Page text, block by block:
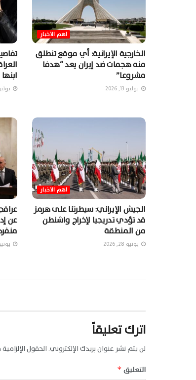
اهم الاخبار
الخارجية الإيرانية: أي موقع تنطلق
منه هجمات ضد إيران يعد “هدفا
مشروعا”
يوليو 13, 2026
ابنها
يونيو 29,
اهم الاخبار
الجيش الإيراني: سيطرتنا على هرمز
قد تؤدي تدريجيا لإخراج واشنطن
من المنطقة
يونيو 28, 2026
عن
يونيو 28,
اترك تعليقاً
لن يتم نشر عنوان بريدك الإلكتروني. الحقول
التعليق *